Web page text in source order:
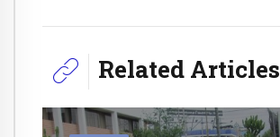
Related Articles